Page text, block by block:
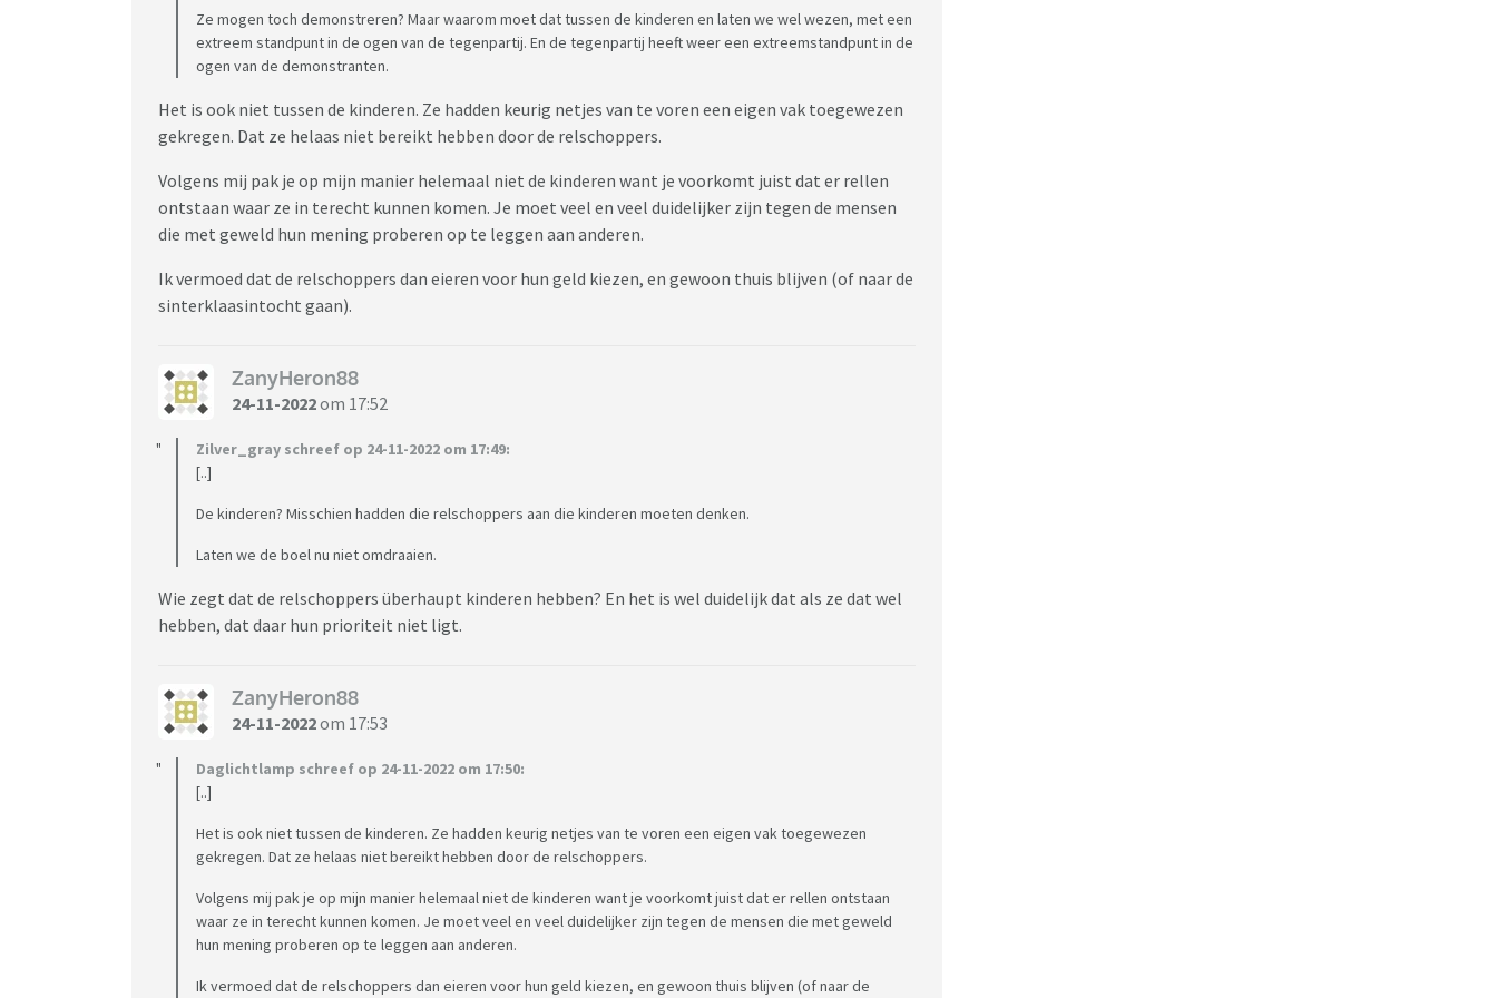
Ze mogen toch demonstreren? Maar waarom moet dat tussen de kinderen en laten we wel wezen, met een
extreem standpunt in de ogen van de tegenpartij. En de tegenpartij heeft weer een extreemstandpunt in de
ogen van de demonstranten.
Het is ook niet tussen de kinderen. Ze hadden keurig netjes van te voren een eigen vak toegewezen
gekregen. Dat ze helaas niet bereikt hebben door de relschoppers.
Volgens mij pak je op mijn manier helemaal niet de kinderen want je voorkomt juist dat er rellen
ontstaan waar ze in terecht kunnen komen. Je moet veel en veel duidelijker zijn tegen de mensen
die met geweld hun mening proberen op te leggen aan anderen.
Ik vermoed dat de relschoppers dan eieren voor hun geld kiezen, en gewoon thuis blijven (of naar de
sinterklaasintocht gaan).
ZanyHeron88
24-11-2022om 17:52
Zilver_gray schreef op 24-11-2022 om 17:49:
[..]
De kinderen? Misschien hadden die relschoppers aan die kinderen moeten denken.
Laten we de boel nu niet omdraaien.
Wie zegt dat de relschoppers überhaupt kinderen hebben? En het is wel duidelijk dat als ze dat wel
hebben, dat daar hun prioriteit niet ligt.
ZanyHeron88
24-11-2022om 17:53
Daglichtlamp schreef op 24-11-2022 om 17:50:
[..]
Het is ook niet tussen de kinderen. Ze hadden keurig netjes van te voren een eigen vak toegewezen
gekregen. Dat ze helaas niet bereikt hebben door de relschoppers.
Volgens mij pak je op mijn manier helemaal niet de kinderen want je voorkomt juist dat er rellen ontstaan
waar ze in terecht kunnen komen. Je moet veel en veel duidelijker zijn tegen de mensen die met geweld
hun mening proberen op te leggen aan anderen.
Ik vermoed dat de relschoppers dan eieren voor hun geld kiezen, en gewoon thuis blijven (of naar de